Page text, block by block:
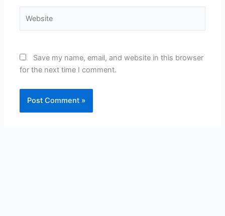
Save my name, email, and website in this browser
for the next time I comment.